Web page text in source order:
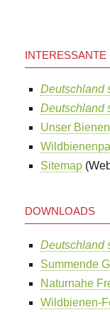
Deutschland
Deutschland
Unser
Sitemap
DOWNLOADS
Deutschland
Summende
Naturnahe
Wildbienen-